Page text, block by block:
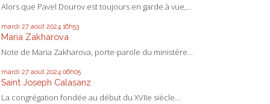
Alors que Pavel Dourov est toujours en garde à vue,...
mardi 27 août 2024 16h53
Maria Zakharova
Note de Maria Zakharova, porte-parole du ministère...
mardi 27 août 2024 06h05
Saint Joseph Calasanz
La congrégation fondée au début du XVIIe siècle...